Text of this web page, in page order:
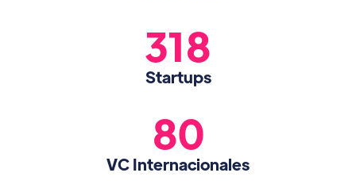
318
Startups
80
VC Internacionales